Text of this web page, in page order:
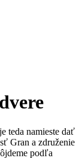
teda namieste dať
Gran a združenie
podľa